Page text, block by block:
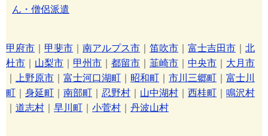
ん・僧侶派遣
甲府市 甲斐市 南アルプス市 笛吹市 富士吉田市
北
杜市
山梨市 甲州市 都留市 韮崎市 中央市
大月市
上野原市 富士河口湖町 昭和町 市川三郷町
富士川
町
身延町 南部町 忍野村 山中湖村 西桂町
鳴沢村
道志村 早川町 小菅村 丹波山村